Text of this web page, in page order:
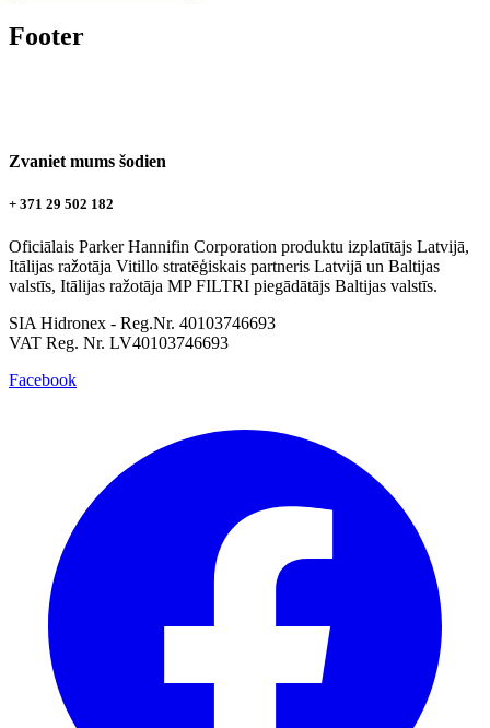
Footer
Zvaniet mums šodien
+ 371 29 502 182
Oficiālais Parker Hannifin Corporation produktu izplatītājs Latvijā,
Itālijas ražotāja Vitillo stratēģiskais partneris Latvijā un Baltijas
valstīs, Itālijas ražotāja MP FILTRI piegādātājs Baltijas valstīs.
SIA Hidronex - Reg.Nr. 40103746693
VAT Reg. Nr. LV40103746693
Facebook